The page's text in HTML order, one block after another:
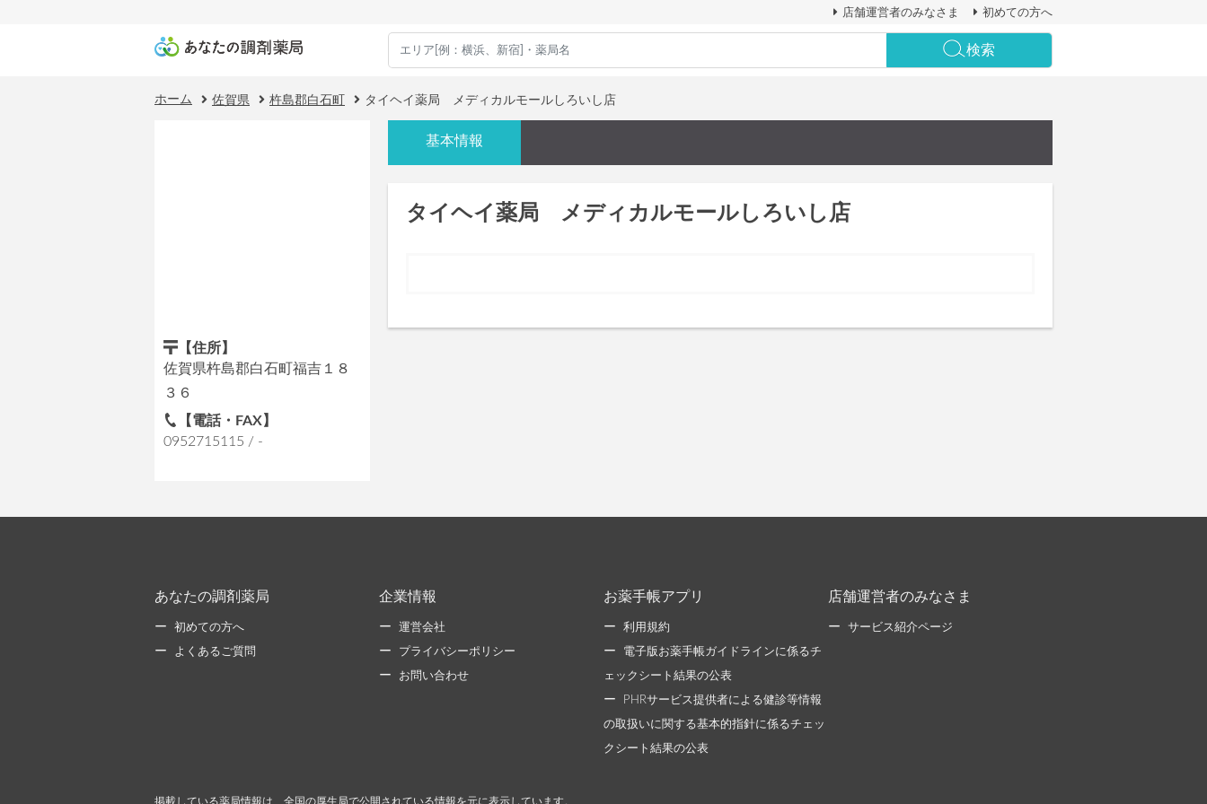
店舗運営者のみなさま 初めての方へ
検索
ホーム 佐賀県 杵島郡白石町 タイヘイ薬局 メディカルモールしろいし店
【住所】
佐賀県杵島郡白石町福吉１８
３６
【電話・FAX】
0952715115 / -
基本情報
タイヘイ薬局 メディカルモールしろいし店
あなたの調剤薬局
初めての方へ
よくあるご質問
企業情報
運営会社
プライバシーポリシー
お問い合わせ
お薬手帳アプリ
利用規約
電子版お薬手帳ガイドラインに係るチ
ェックシート結果の公表
PHRサービス提供者による健診等情報
の取扱いに関する基本的指針に係るチェッ
クシート結果の公表
店舗運営者のみなさま
サービス紹介ページ
掲載している薬局情報は、全国の厚生局で公開されている情報を元に表示しています。